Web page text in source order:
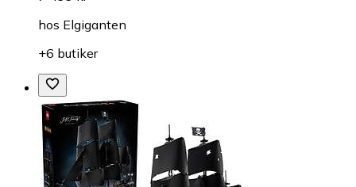
hos Elgiganten
+6 butiker